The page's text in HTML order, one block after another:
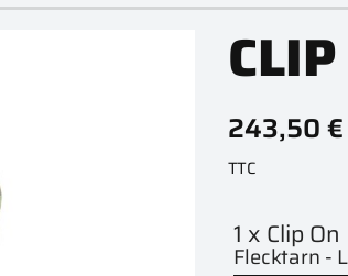
243,50 €
TTC
1 x Clip
Flecktarn -